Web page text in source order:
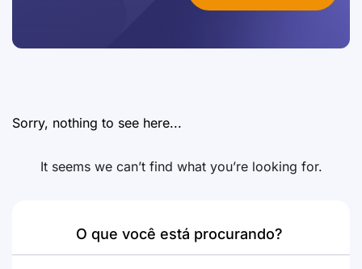
O que você está procurando?
Sorry, nothing to see here...
It seems we can’t find what you’re looking for.